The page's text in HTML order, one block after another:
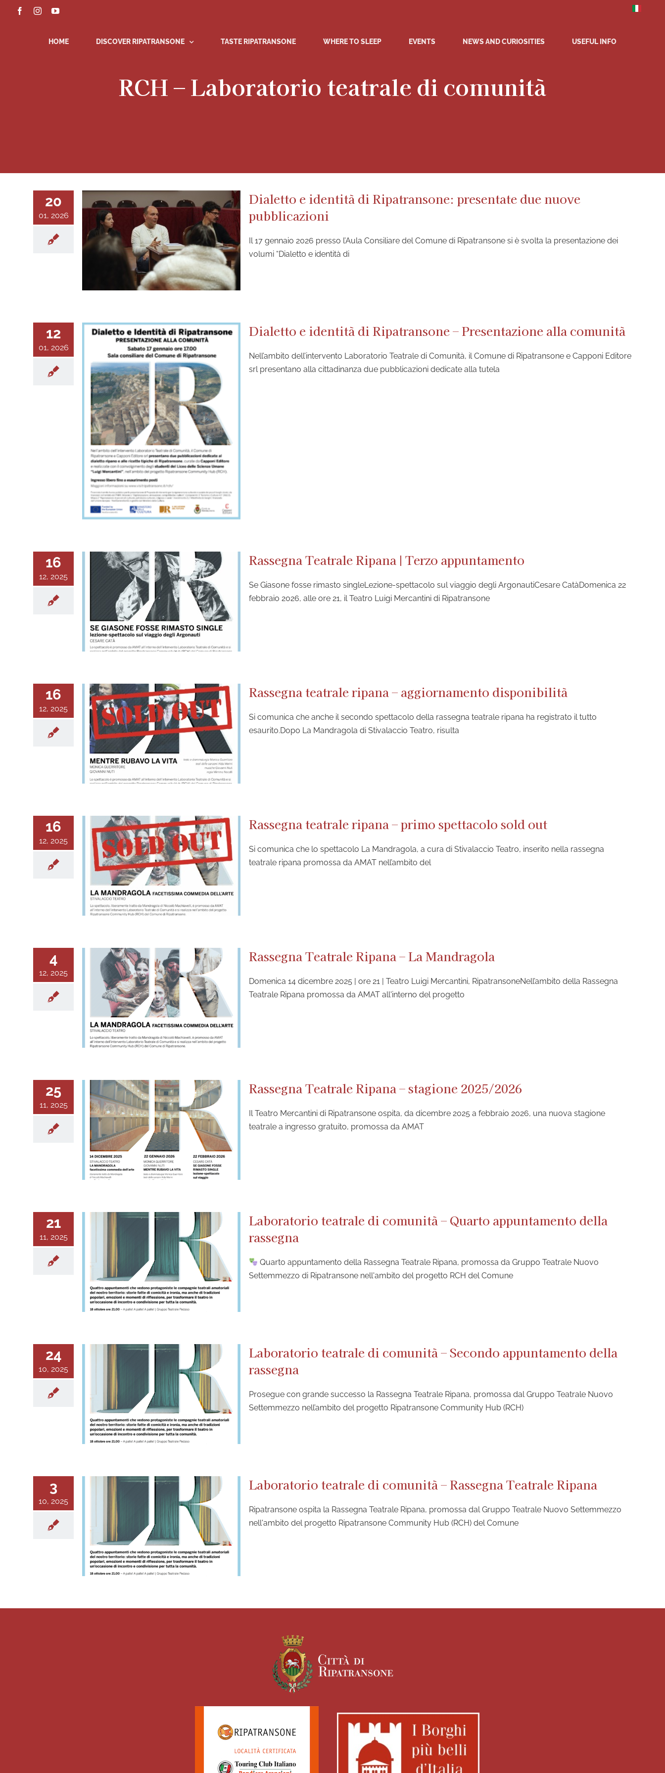
FacebookInstagramYouTube
HOME DISCOVER RIPATRANSONE TASTE RIPATRANSONE WHERE TO SLEEP EVENTS NEWS AND CURIOSITIES USEFUL INFO
RCH – Laboratorio teatrale di comunità
20
01, 2026
Dialetto e identità di Ripatransone: presentate due nuove
pubblicazioni
Il 17 gennaio 2026 presso l’Aula Consiliare del Comune di Ripatransone si è svolta la presentazione dei
volumi “Dialetto e identità di
12
01, 2026
Dialetto e identità di Ripatransone – Presentazione alla comunità
Nell’ambito dell’intervento Laboratorio Teatrale di Comunità, il Comune di Ripatransone e Capponi Editore
srl presentano alla cittadinanza due pubblicazioni dedicate alla tutela
16
12, 2025
Rassegna Teatrale Ripana | Terzo appuntamento
Se Giasone fosse rimasto singleLezione-spettacolo sul viaggio degli ArgonautiCesare CatàDomenica 22
febbraio 2026, alle ore 21, il Teatro Luigi Mercantini di Ripatransone
16
12, 2025
Rassegna teatrale ripana – aggiornamento disponibilità
Si comunica che anche il secondo spettacolo della rassegna teatrale ripana ha registrato il tutto
esaurito.Dopo La Mandragola di Stivalaccio Teatro, risulta
16
12, 2025
Rassegna teatrale ripana – primo spettacolo sold out
Si comunica che lo spettacolo La Mandragola, a cura di Stivalaccio Teatro, inserito nella rassegna
teatrale ripana promossa da AMAT nell’ambito del
4
12, 2025
Rassegna Teatrale Ripana – La Mandragola
Domenica 14 dicembre 2025 | ore 21 | Teatro Luigi Mercantini, RipatransoneNell’ambito della Rassegna
Teatrale Ripana promossa da AMAT all'interno del progetto
25
11, 2025
Rassegna Teatrale Ripana – stagione 2025/2026
Il Teatro Mercantini di Ripatransone ospita, da dicembre 2025 a febbraio 2026, una nuova stagione
teatrale a ingresso gratuito, promossa da AMAT
21
11, 2025
Laboratorio teatrale di comunità – Quarto appuntamento della
rassegna
Quarto appuntamento della Rassegna Teatrale Ripana, promossa da Gruppo Teatrale Nuovo
Settemmezzo di Ripatransone nell'ambito del progetto RCH del Comune
24
10, 2025
Laboratorio teatrale di comunità – Secondo appuntamento della
rassegna
Prosegue con grande successo la Rassegna Teatrale Ripana, promossa dal Gruppo Teatrale Nuovo
Settemmezzo nell’ambito del progetto Ripatransone Community Hub (RCH)
3
10, 2025
Laboratorio teatrale di comunità – Rassegna Teatrale Ripana
Ripatransone ospita la Rassegna Teatrale Ripana, promossa dal Gruppo Teatrale Nuovo Settemmezzo
nell'ambito del progetto Ripatransone Community Hub (RCH) del Comune